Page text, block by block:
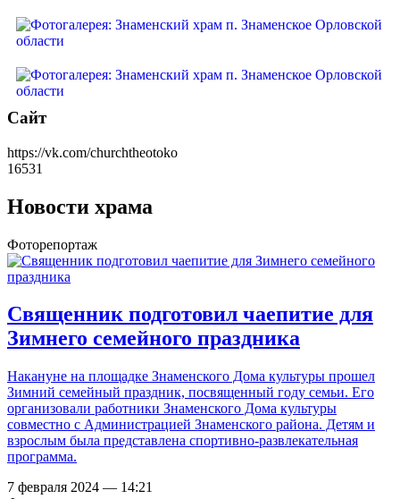
Сайт
https://vk.com/churchtheotoko
16531
Новости храма
Фоторепортаж
Священник подготовил чаепитие для
Зимнего семейного праздника
Накануне на площадке Знаменского Дома культуры прошел
Зимний семейный праздник, посвященный году семьи. Его
организовали работники Знаменского Дома культуры
совместно с Администрацией Знаменского района. Детям и
взрослым была представлена спортивно-развлекательная
программа.
7 февраля 2024 — 14:21